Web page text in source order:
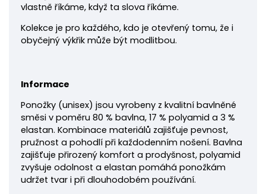
vlastně říkáme, když ta slova říkáme.
Kolekce je pro každého, kdo je otevřený tomu, že i
obyčejný výkřik může být modlitbou.
Informace
Ponožky (unisex) jsou vyrobeny z kvalitní bavlněné
směsi v poměru 80 % bavlna, 17 % polyamid a 3 %
elastan. Kombinace materiálů zajišťuje pevnost,
pružnost a pohodlí při každodenním nošení. Bavlna
zajišťuje přirozený komfort a prodyšnost, polyamid
zvyšuje odolnost a elastan pomáhá ponožkám
udržet tvar i při dlouhodobém používání.